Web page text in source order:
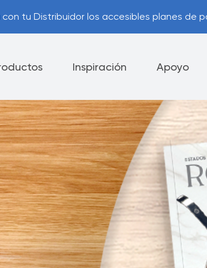
tu Distribuidor los accesibles planes de
Cubiertos
Inspiración Apoyo
de Cancelación y
de Pago
Consejos
Contáctanos